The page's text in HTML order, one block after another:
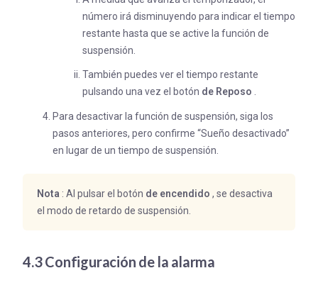
número irá disminuyendo para indicar el tiempo
restante hasta que se active la función de
suspensión.
También puedes ver el tiempo restante
pulsando una vez el botón de Reposo
Para desactivar la función de suspensión, siga los
pasos anteriores, pero confirme “Sueño desactivado”
en lugar de un tiempo de suspensión.
Nota : Al pulsar el botón de encendido , se desactiva
el modo de retardo de suspensión.
4.3 Configuración de la alarma